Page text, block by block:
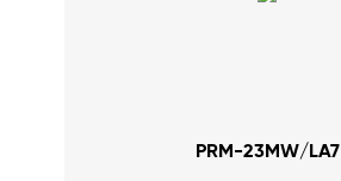
PRM-23MW/LA7